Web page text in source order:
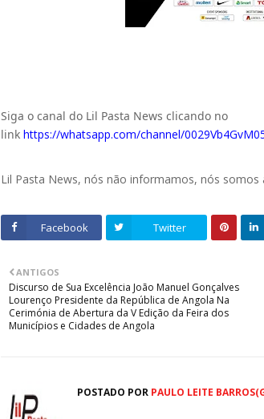
Siga o canal do Lil Pasta News clicando no
link https://whatsapp.com/channel/
Lil Pasta News, nós não informamos, nós somos
Facebook Twitter
ANTIGOS
Discurso de Sua Excelência João Manuel Gonçalves
Lourenço Presidente da República de Angola Na
Cerimónia de Abertura da V Edição da Feira dos
Municípios e Cidades de Angola
POSTADO POR PAULO LEITE